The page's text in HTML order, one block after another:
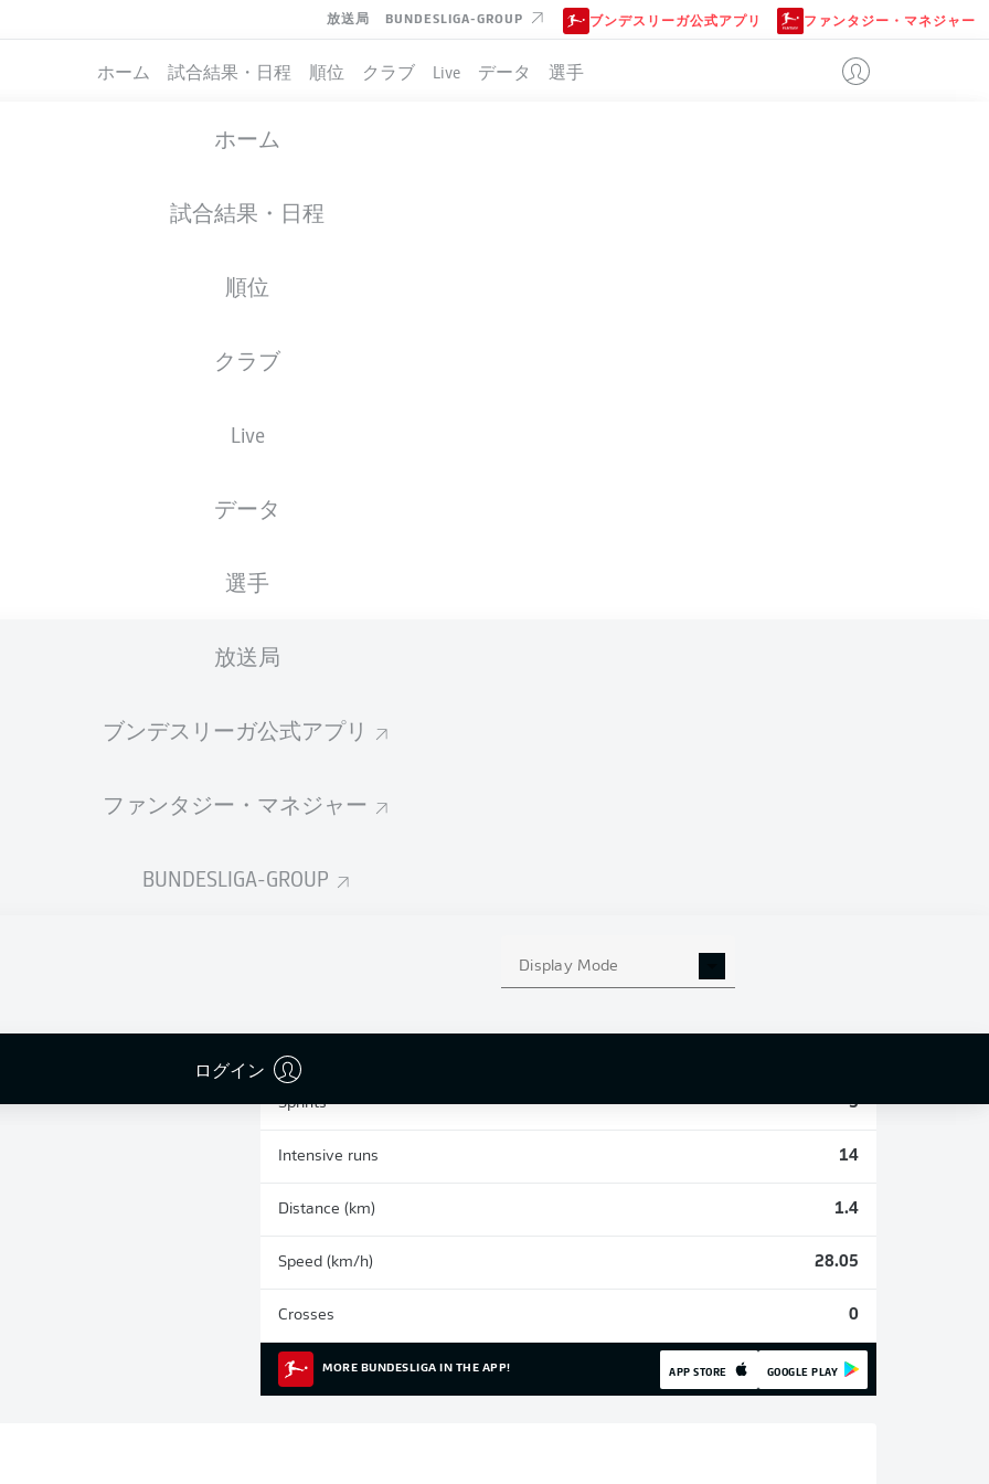
放送局 BUNDESLIGA-GROUP ブンデスリーガ公式アプリ ファンタジー・マネジャー
ホーム 試合結果・日程 順位 クラブ Live データ 選手
ホーム
試合結果・日程
順位
クラブ
Live
データ
選手
放送局
ブンデスリーガ公式アプリ
ファンタジー・マネジャー
BUNDESLIGA-GROUP
Display Mode
ログイン
15.04.1996
統計 シーズン 2020/2021
Sprints 5
Intensive runs 14
Distance (km) 1.4
Speed (km/h) 28.05
Crosses 0
MORE BUNDESLIGA IN THE APP! APP STORE GOOGLE PLAY